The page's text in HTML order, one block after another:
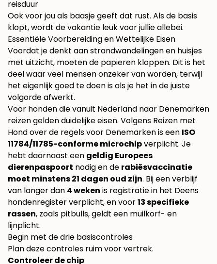
reisduur
Ook voor jou als baasje geeft dat rust. Als de basis
klopt, wordt de vakantie leuk voor jullie allebei.
Essentiële Voorbereiding en Wettelijke Eisen
Voordat je denkt aan strandwandelingen en huisjes
met uitzicht, moeten de papieren kloppen. Dit is het
deel waar veel mensen onzeker van worden, terwijl
het eigenlijk goed te doen is als je het in de juiste
volgorde afwerkt.
Voor honden die vanuit Nederland naar Denemarken
reizen gelden duidelijke eisen. Volgens Reizen met
Hond over de regels voor Denemarkenis een ISO
11784/11785-conforme microchipverplicht. Je
hebt daarnaast een geldig Europees
dierenpaspoort nodig en de rabiësvaccinatie
moet minstens 21 dagen oud zijn. Bij een verblijf
van langer dan 4 weken is registratie in het Deens
hondenregister verplicht, en voor13 specifieke
rassen, zoals pitbulls, geldt een muilkorf- en
lijnplicht.
Begin met de drie basiscontroles
Plan deze controles ruim voor vertrek.
Controleer de chip